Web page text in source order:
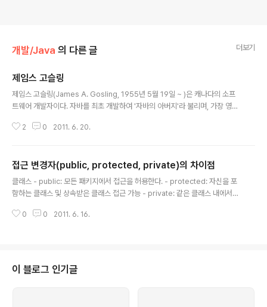
개발/Java 의 다른 글 더보기
제임스 고슬링
제임스 고슬링(James A. Gosling, 1955년 5월 19일 ~ )은 캐나다의 소프
트웨어 개발자이다. 자바를 최초 개발하여 '자바의 아버지'라 불리며, 가장 영향
UNIX와 Complier, Mail System, 데이터 인식 시스템 등을 개발하였다. 개
았다. 그는 또 Java커피를 하루에도 10여 잔 씩 마시는 Java 예찬론자이기도
해서, 'Java'라는 명칭을 인도네시아 섬 이름으로 유명한 커피 재배지에서 따왔
다고 한다. 역사 제임스 고..
2 0 2011. 6. 20.
접근 변경자(public, protected, private)의 차이점
클래스 - public: 모든 패키지에서 접근을 허용한다. - protected: 자신을 포
함하는 클래스 및 상속받은 클래스 접근 가능 - private: 같은 클래스 내에서만
당 클래스 및 상속받은 클래스에서 접근 가능 - private: 해당 클래스에서만 접
0 0 2011. 6. 16.
이 블로그 인기글